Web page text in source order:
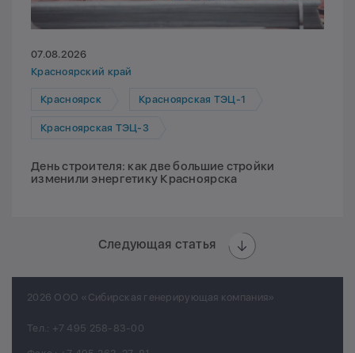
07.08.2026
Красноярский край
Красноярск Красноярская ТЭЦ-1
Красноярская ТЭЦ-3
День строителя: как две большие стройки
изменили энергетику Красноярска
Следующая статья
2026 ООО «Сибирская генерирующая компания»
Тел.: +7 495 258-83-00